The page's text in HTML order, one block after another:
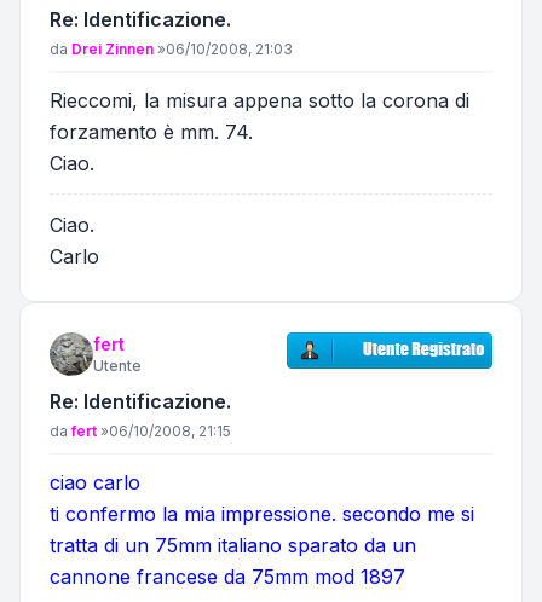
Re: Identificazione.
Messaggio
da Drei Zinnen »06/10/2008, 21:03
Rieccomi, la misura appena sotto la corona di
forzamento è mm. 74.
Ciao.
Ciao.
Carlo
fert
Utente
Re: Identificazione.
Messaggio
dafert »06/10/2008, 21:15
ciao carlo
ti confermo la mia impressione. secondo me si
tratta di un 75mm italiano sparato da un
cannone francese da 75mm mod 1897